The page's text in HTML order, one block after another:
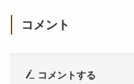
コメント
コメントする